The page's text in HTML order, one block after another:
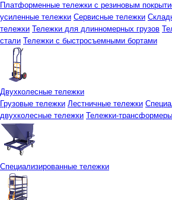
Платформенные тележки с резиновым
усиленные тележки Сервисные тележки
тележки Тележки для длинномерных грузов
стали Тележки с быстросъемными бортами
Двухколесные тележки
Грузовые тележки Лестничные тележки
двухколесные тележки Тележки-трансформеры
Специализированные тележки